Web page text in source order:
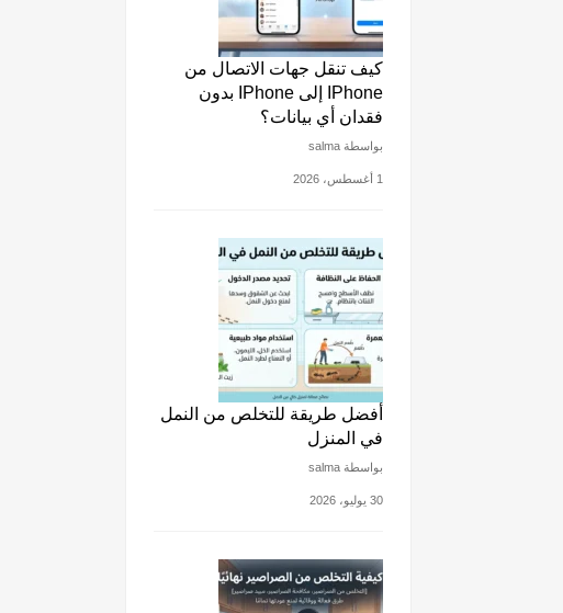
كيف تنقل جهات الاتصال من
IPhone إلى IPhone بدون
فقدان أي بيانات؟
بواسطة salma
1 أغسطس، 2026
أفضل طريقة للتخلص من النمل
في المنزل
بواسطة salma
30 يوليو، 2026